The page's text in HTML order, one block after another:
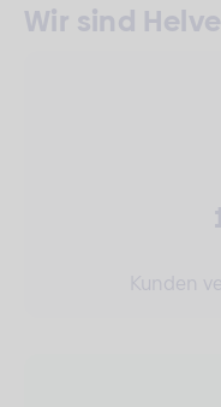
Wir sind
Kunden